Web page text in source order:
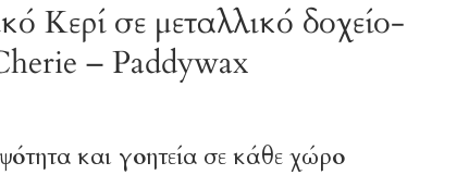
Κερί σε μεταλλικό δοχείο-
– Paddywax
και γοητεία σε κάθε χώρο